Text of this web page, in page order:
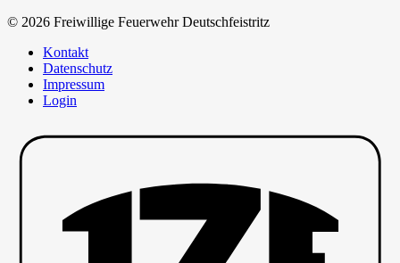
© 2026 Freiwillige Feuerwehr Deutschfeistritz
Kontakt
Datenschutz
Impressum
Login